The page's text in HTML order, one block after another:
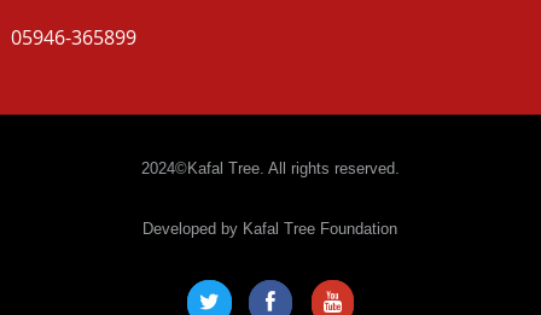
05946-365899
2024©Kafal Tree. All rights reserved.
Developed by Kafal Tree Foundation